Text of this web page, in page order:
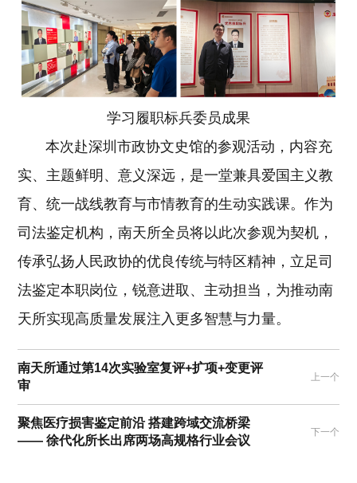
学习履职标兵委员成果
本次赴深圳市政协文史馆的参观活动，内容充
实、主题鲜明、意义深远，是一堂兼具爱国主义教
育、统一战线教育与市情教育的生动实践课。作为
司法鉴定机构，南天所全员将以此次参观为契机，
传承弘扬人民政协的优良传统与特区精神，立足司
法鉴定本职岗位，锐意进取、主动担当，为推动南
天所实现高质量发展注入更多智慧与力量。
南天所通过第14次实验室复评+扩项+变更评
审
上一个
聚焦医疗损害鉴定前沿 搭建跨域交流桥梁
—— 徐代化所长出席两场高规格行业会议
下一个